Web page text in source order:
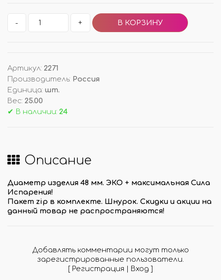
- +
Артикул: 2271
Производитель: Россия
Единица: шт.
Вес: 25.00
✔ В наличии: 24
Описание
Диаметр изделия 48 мм. ЭКО + максимальная Сила
Испарения!
Пакет zip в комплектe. Шнурок. Скидки и акции на
данный товар не распространяются!
Добавлять комментарии могут только
зарегистрированные пользователи.
[ Регистрация | Вход ]